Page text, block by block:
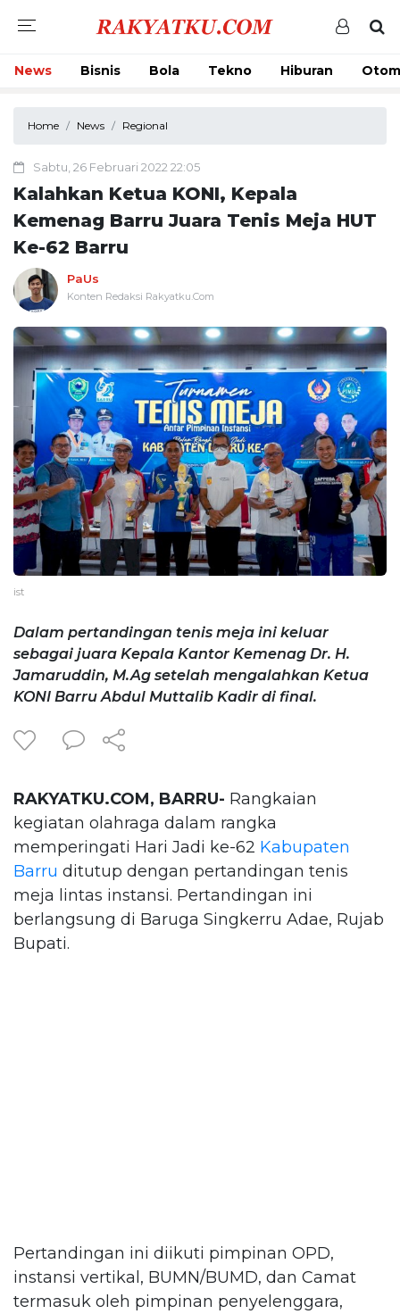
News Bisnis Bola Tekno Hiburan
Home News Regional
Sabtu, 26 Februari 2022 22:05
Kalahkan Ketua KONI, Kepala
Kemenag Barru Juara Tenis Meja HUT
Ke-62 Barru
PaUs
Konten Redaksi Rakyatku.Com
ist
Dalam pertandingan tenis meja ini keluar
sebagai juara Kepala Kantor Kemenag Dr. H.
Jamaruddin, M.Ag setelah mengalahkan Ketua
KONI Barru Abdul Muttalib Kadir di final.
RAKYATKU.COM, BARRU- Rangkaian
kegiatan olahraga dalam rangka
memperingati Hari Jadi ke-62 Kabupaten
Barru ditutup dengan pertandingan tenis
meja lintas instansi. Pertandingan ini
berlangsung di Baruga Singkerru Adae, Rujab
Bupati.
Pertandingan ini diikuti pimpinan OPD,
instansi vertikal, BUMN/BUMD, dan Camat
termasuk oleh pimpinan penyelenggara,